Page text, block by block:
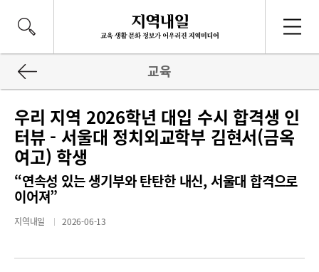
교육
우리 지역 2026학년 대입 수시 합격생 인
터뷰 - 서울대 정치외교학부 김현서(금옥
여고) 학생
“연속성 있는 생기부와 탄탄한 내신, 서울대 합격으로
이어져”
지역내일 2026-06-13